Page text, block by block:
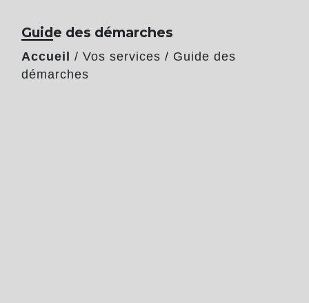
Guide des démarches
Accueil / Vos services / Guide des
démarches